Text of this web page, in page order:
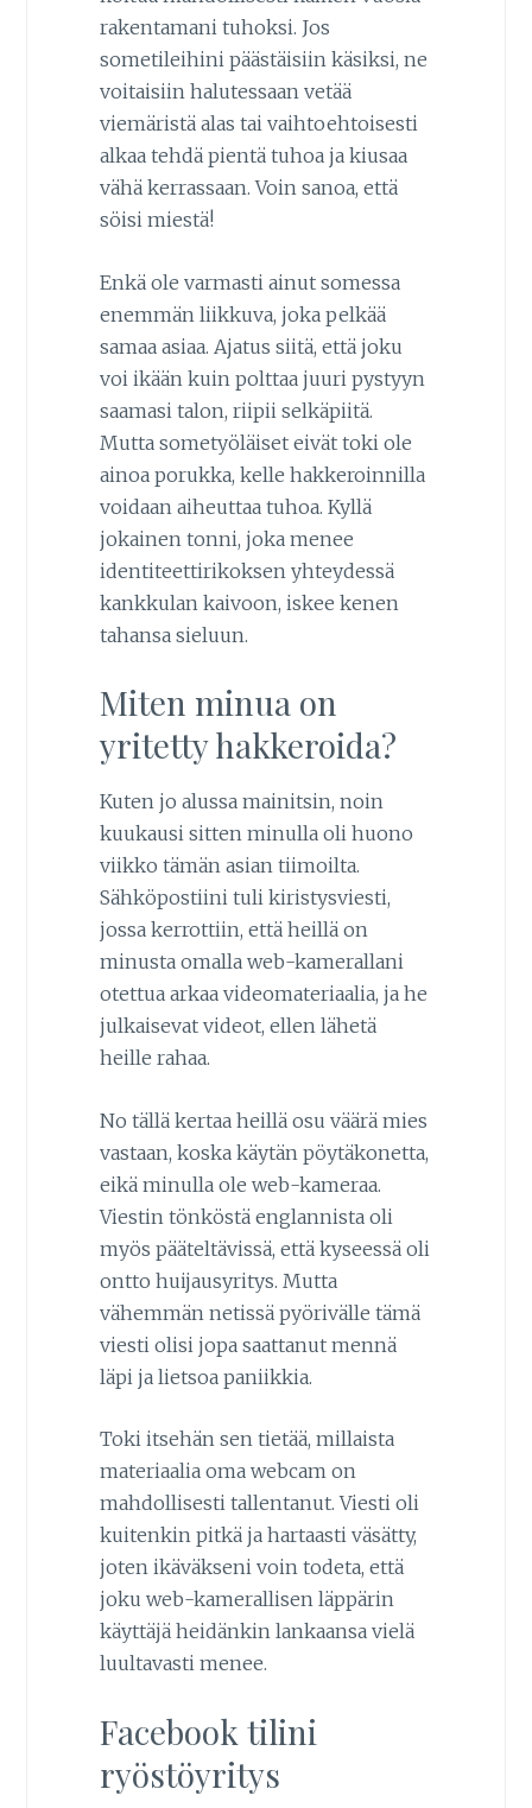
rakentamani tuhoksi. Jos
sometileihini päästäisiin käsiksi, ne
voitaisiin halutessaan vetää
viemäristä alas tai vaihtoehtoisesti
alkaa tehdä pientä tuhoa ja kiusaa
vähä kerrassaan. Voin sanoa, että
söisi miestä!
Enkä ole varmasti ainut somessa
enemmän liikkuva, joka pelkää
samaa asiaa. Ajatus siitä, että joku
voi ikään kuin polttaa juuri pystyyn
saamasi talon, riipii selkäpiitä.
Mutta sometyöläiset eivät toki ole
ainoa porukka, kelle hakkeroinnilla
voidaan aiheuttaa tuhoa. Kyllä
jokainen tonni, joka menee
identiteettirikoksen yhteydessä
kankkulan kaivoon, iskee kenen
tahansa sieluun.
Miten minua on
yritetty hakkeroida?
Kuten jo alussa mainitsin, noin
kuukausi sitten minulla oli huono
viikko tämän asian tiimoilta.
Sähköpostiini tuli kiristysviesti,
jossa kerrottiin, että heillä on
minusta omalla web-kamerallani
otettua arkaa videomateriaalia, ja he
julkaisevat videot, ellen lähetä
heille rahaa.
No tällä kertaa heillä osu väärä mies
vastaan, koska käytän pöytäkonetta,
eikä minulla ole web-kameraa.
Viestin tönköstä englannista oli
myös pääteltävissä, että kyseessä oli
ontto huijausyritys. Mutta
vähemmän netissä pyörivälle tämä
viesti olisi jopa saattanut mennä
läpi ja lietsoa paniikkia.
Toki itsehän sen tietää, millaista
materiaalia oma webcam on
mahdollisesti tallentanut. Viesti oli
kuitenkin pitkä ja hartaasti väsätty,
joten ikäväkseni voin todeta, että
joku web-kamerallisen läppärin
käyttäjä heidänkin lankaansa vielä
luultavasti menee.
Facebook tilini
ryöstöyritys